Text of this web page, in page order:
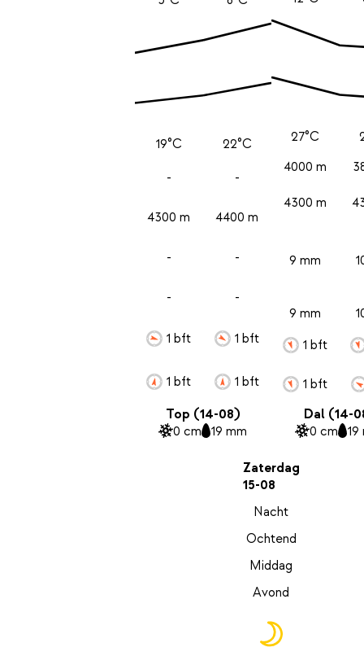
19°C
-
4300 m
-
-
1 bft
1 bft
22°C
-
4400 m
-
-
1 bft
1 bft
27°C
4000 m
4300 m
9 mm
9 mm
1 bft
1 bft
Top (14-08)
0 cm 19 mm
Dal (14-
0 cm 19
Zaterdag
15-08
Nacht
Ochtend
Middag
Avond